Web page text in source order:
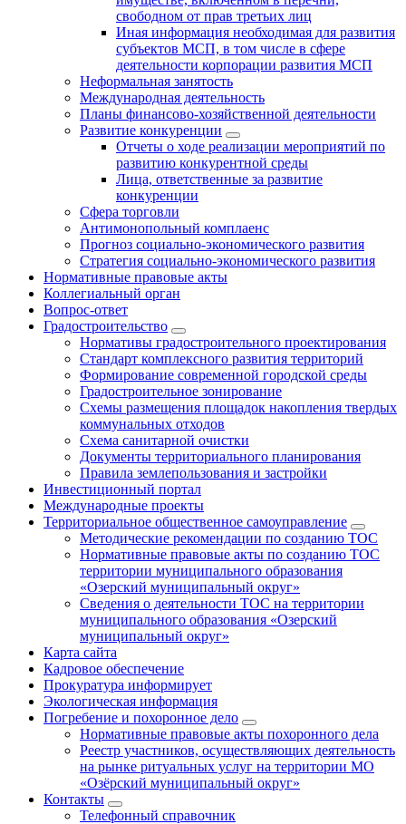
свободном от прав третьих лиц
Иная информация необходимая для развития
субъектов МСП, в том числе в сфере
деятельности корпорации развития МСП
Неформальная занятость
Международная деятельность
Планы финансово-хозяйственной деятельности
Развитие конкуренции
Отчеты о ходе реализации мероприятий по
развитию конкурентной среды
Лица, ответственные за развитие
конкуренции
Сфера торговли
Антимонопольный комплаенс
Прогноз социально-экономического развития
Стратегия социально-экономического развития
Нормативные правовые акты
Коллегиальный орган
Вопрос-ответ
Градостроительство
Нормативы градостроительного проектирования
Стандарт комплексного развития территорий
Формирование современной городской среды
Градостроительное зонирование
Схемы размещения площадок накопления твердых
коммунальных отходов
Схема санитарной очистки
Документы территориального планирования
Правила землепользования и застройки
Инвестиционный портал
Международные проекты
Территориальное общественное самоуправление
Методические рекомендации по созданию ТОС
Нормативные правовые акты по созданию ТОС
территории муниципального образования
«Озерский муниципальный округ»
Сведения о деятельности ТОС на территории
муниципального образования «Озерский
муниципальный округ»
Карта сайта
Кадровое обеспечение
Прокуратура информирует
Экологическая информация
Погребение и похоронное дело
Нормативные правовые акты похоронного дела
Реестр участников, осуществляющих деятельность
на рынке ритуальных услуг на территории МО
«Озёрский муниципальный округ»
Контакты
Телефонный справочник